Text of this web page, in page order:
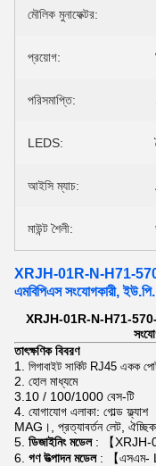
মৌলিক মুনাফেক্টর:
প্রয়োগ:
পরিসমাপ্তি:
LEDS:
আইসি ম্যাচ:
মাউন্ট শৈলী:
XRJH-01R-N-H71-
এমবিপিএস সংযোগকারী,
XRJH-01R-N-H71-
তাৎক্ষণিক বিবরণ
1. গিগাবাইট সার্কিট RJ45 একক
2. হোল মাধ্যমে
3.10 / 100/1000 বেস-টি
4. যোগাযোগ এলাকা: গোল্ড ফ্ল্যাশ
MAG।, প্রত্যাবর্তন লেট,
5. ডিজাইনিং মডেল: 【XRJH-
6. গণ উত্পাদন মডেল: 【এসএম-